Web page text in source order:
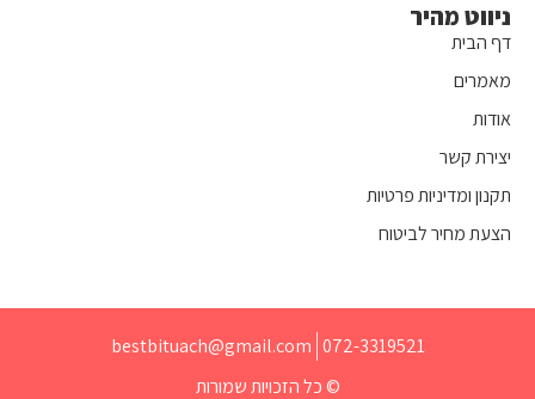
ניווט מהיר
דף הבית
מאמרים
אודות
יצירת קשר
תקנון ומדיניות פרטיות
הצעת מחיר לביטוח
072-3319521
bestbituach@gmail.com
© כל הזכויות שמורות